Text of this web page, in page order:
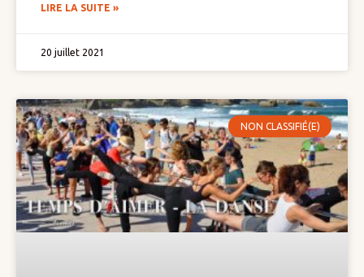
LIRE LA SUITE »
20 juillet 2021
NON CLASSIFIÉ(E)